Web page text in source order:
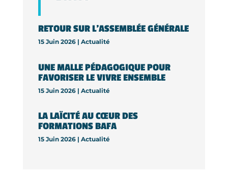
RETOUR SUR L’ASSEMBLÉE GÉNÉRALE
15 Juin 2026 | Actualité
UNE MALLE PÉDAGOGIQUE POUR
FAVORISER LE VIVRE ENSEMBLE
15 Juin 2026 | Actualité
LA LAÏCITÉ AU CŒUR DES
FORMATIONS BAFA
15 Juin 2026 | Actualité